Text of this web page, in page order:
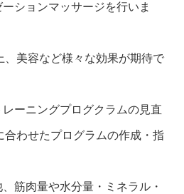
ションマッサージを行いま
美容など様々な効果が期待で
ーニングプログクラムの見直
合わせたプログラムの作成・指
筋肉量や水分量・ミネラル・